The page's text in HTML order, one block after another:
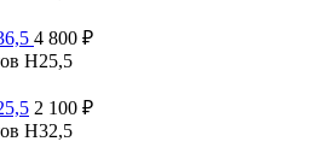
4 800 ₽
2 100 ₽